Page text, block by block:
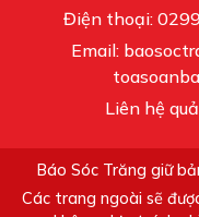
Điện thoại:
Email:
Liên hệ
Báo Sóc Trăng giữ
Các trang ngoài sẽ